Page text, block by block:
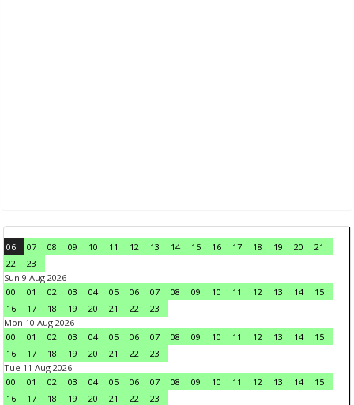
06 07 08 09 10 11 12 13 14 15 16 17 18 19 20
21
22
23
Sun 9 Aug 2026
00
01 02 03 04 05 06 07 08 09 10 11 12 13 14
15
16
17 18 19 20 21 22
23
Mon 10 Aug 2026
00
01 02 03 04 05 06 07 08 09 10 11 12 13 14
15
16
17 18 19 20 21 22
23
Tue 11 Aug 2026
00
01 02 03 04 05 06 07 08 09 10 11 12 13 14
15
16
17 18 19 20 21 22
23